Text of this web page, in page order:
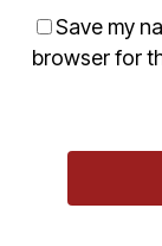
Save my
browser for